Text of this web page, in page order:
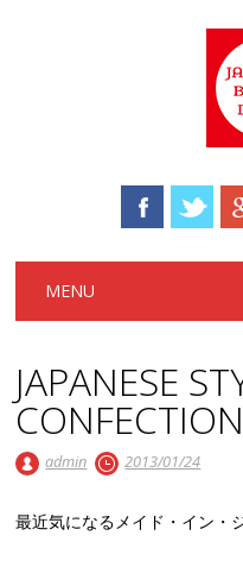
Main menu
MENU
JAPANESE
CONFECTION
admin 2013/01/24
最近気になるメイド・イン・